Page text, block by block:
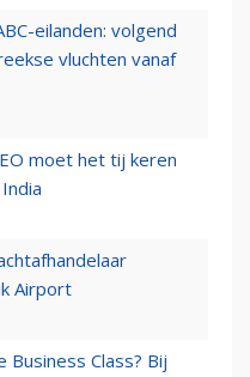
eilanden: volgend
vluchten vanaf
moet het tij keren
Airport
Business Class? Bij